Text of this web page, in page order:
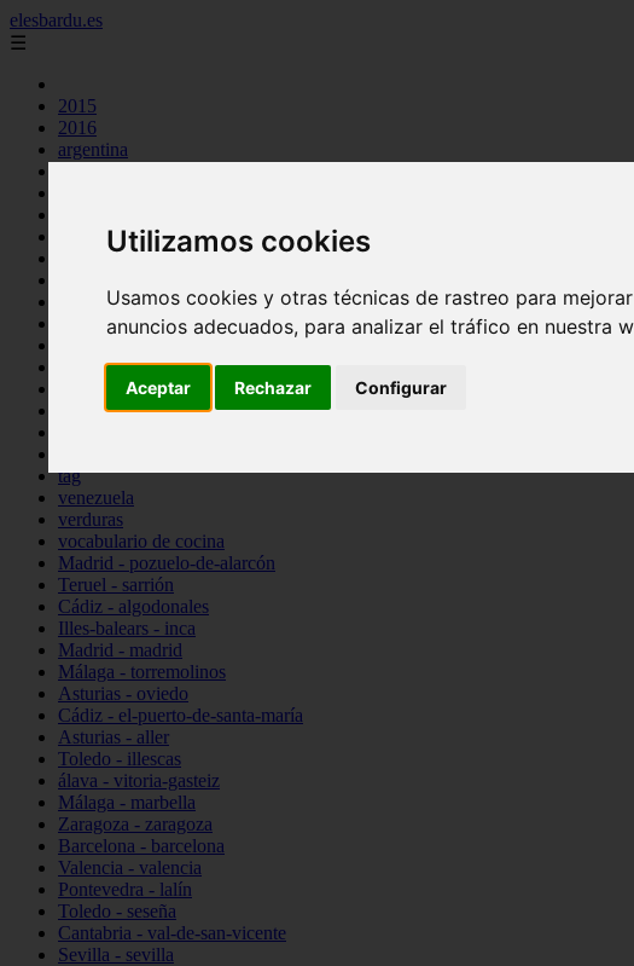
Utilizamos cookies
Usamos cookies y otras técnicas de rastreo para
anuncios adecuados, para analizar el tráfico en nuestra
Aceptar Rechazar Configurar
elesbardu.es
☰
2015
2016
argentina
cocina casera
comidas
huevos
mariscos
postres
tag
venezuela
verduras
vocabulario de cocina
Madrid - pozuelo-de-alarcón
Teruel - sarrión
Cádiz - algodonales
Illes-balears - inca
Madrid - madrid
Málaga - torremolinos
Asturias - oviedo
Cádiz - el-puerto-de-santa-maría
Asturias - aller
Toledo - illescas
álava - vitoria-gasteiz
Málaga - marbella
Zaragoza - zaragoza
Barcelona - barcelona
Valencia - valencia
Pontevedra - lalín
Toledo - seseña
Cantabria - val-de-san-vicente
Sevilla - sevilla